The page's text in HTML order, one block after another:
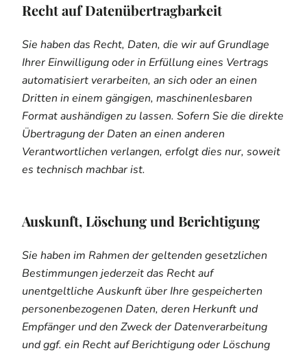
Recht auf Daten­übertrag­barkeit
Sie haben das Recht, Daten, die wir auf Grundlage
Ihrer Einwilligung oder in Erfüllung eines Vertrags
automatisiert verarbeiten, an sich oder an einen
Dritten in einem gängigen, maschinenlesbaren
Format aushändigen zu lassen. Sofern Sie die direkte
Übertragung der Daten an einen anderen
Verantwortlichen verlangen, erfolgt dies nur, soweit
es technisch machbar ist.
Auskunft, Löschung und Berichtigung
Sie haben im Rahmen der geltenden gesetzlichen
Bestimmungen jederzeit das Recht auf
unentgeltliche Auskunft über Ihre gespeicherten
personenbezogenen Daten, deren Herkunft und
Empfänger und den Zweck der Datenverarbeitung
und ggf. ein Recht auf Berichtigung oder Löschung